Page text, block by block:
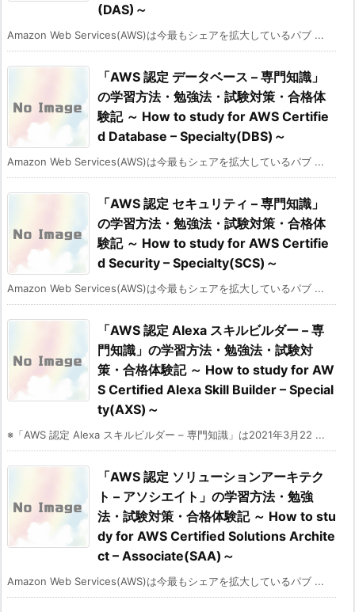
(DAS)～
Amazon Web Services(AWS)は今最もシェアを拡大しているパブ ...
「AWS 認定 データベース – 専門知識」
の学習方法・勉強法・試験対策・合格体
験記 ～ How to study for AWS Certifie
d Database – Specialty(DBS)～
Amazon Web Services(AWS)は今最もシェアを拡大しているパブ ...
「AWS 認定 セキュリティ – 専門知識」
の学習方法・勉強法・試験対策・合格体
験記 ～ How to study for AWS Certifie
d Security – Specialty(SCS)～
Amazon Web Services(AWS)は今最もシェアを拡大しているパブ ...
「AWS 認定 Alexa スキルビルダー – 専
門知識」の学習方法・勉強法・試験対
策・合格体験記 ～ How to study for AW
S Certified Alexa Skill Builder – Special
ty(AXS)～
※「AWS 認定 Alexa スキルビルダー – 専門知識」は2021年3月22 ...
「AWS 認定 ソリューションアーキテク
ト – アソシエイト」の学習方法・勉強
法・試験対策・合格体験記 ～ How to stu
dy for AWS Certified Solutions Archite
ct – Associate(SAA)～
Amazon Web Services(AWS)は今最もシェアを拡大しているパブ ...